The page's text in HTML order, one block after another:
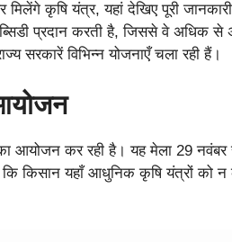
कृषि यंत्र, यहां देखिए पूरी
प्रदान करती है, जिससे वे अधिक
सरकारें विभिन्न योजनाएँ चला रही हैं।
आयोजन कर रही है। यह मेला 29
कि किसान यहाँ आधुनिक कृषि यंत्रों